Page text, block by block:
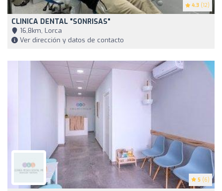
4.3 (12)
CLINICA DENTAL "SONRISAS"
16,8km, Lorca
Ver dirección y datos de contacto
5 (6)